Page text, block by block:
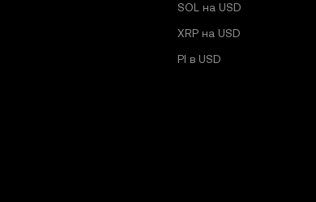
SOL на USD
XRP на USD
PI в USD